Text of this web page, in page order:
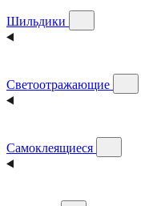
Шильдики
Светоотражающие
Самоклеящиеся